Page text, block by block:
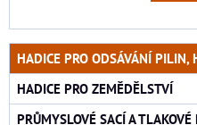
HADICE PRO ODSÁVÁNÍ PILIN,
HADICE PRO ZEMĚDĚLSTVÍ
PRŮMYSLOVÉ SACÍ A TLAKOVÉ